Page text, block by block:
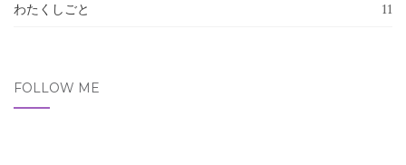
わたくしごと 11
FOLLOW ME